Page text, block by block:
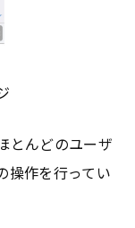
とんどのユーザ
操作を行ってい